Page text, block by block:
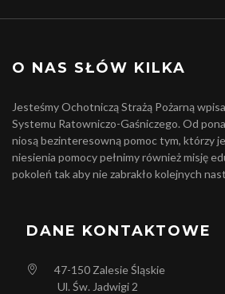
O NAS SŁÓW KILKA
Jesteśmy Ochotniczą Strażą Pożarną
Systemu Ratowniczo-Gaśniczego. Od
niosą bezinteresowną pomoc tym, którzy
niesienia pomocy pełnimy również misję
pokoleń tak aby nie zabrakło kolejnych
DANE KONTAKTOWE
47-150 Zalesie Śląskie
Ul. Św. Jadwigi 2